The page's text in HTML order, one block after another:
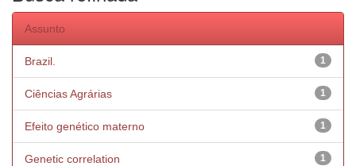
Assunto
1
Brazil.
1
Ciências Agrárias
1
Efeito genético materno
1
Genetic correlation